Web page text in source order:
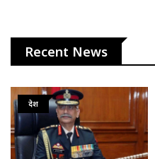
Recent News
देश